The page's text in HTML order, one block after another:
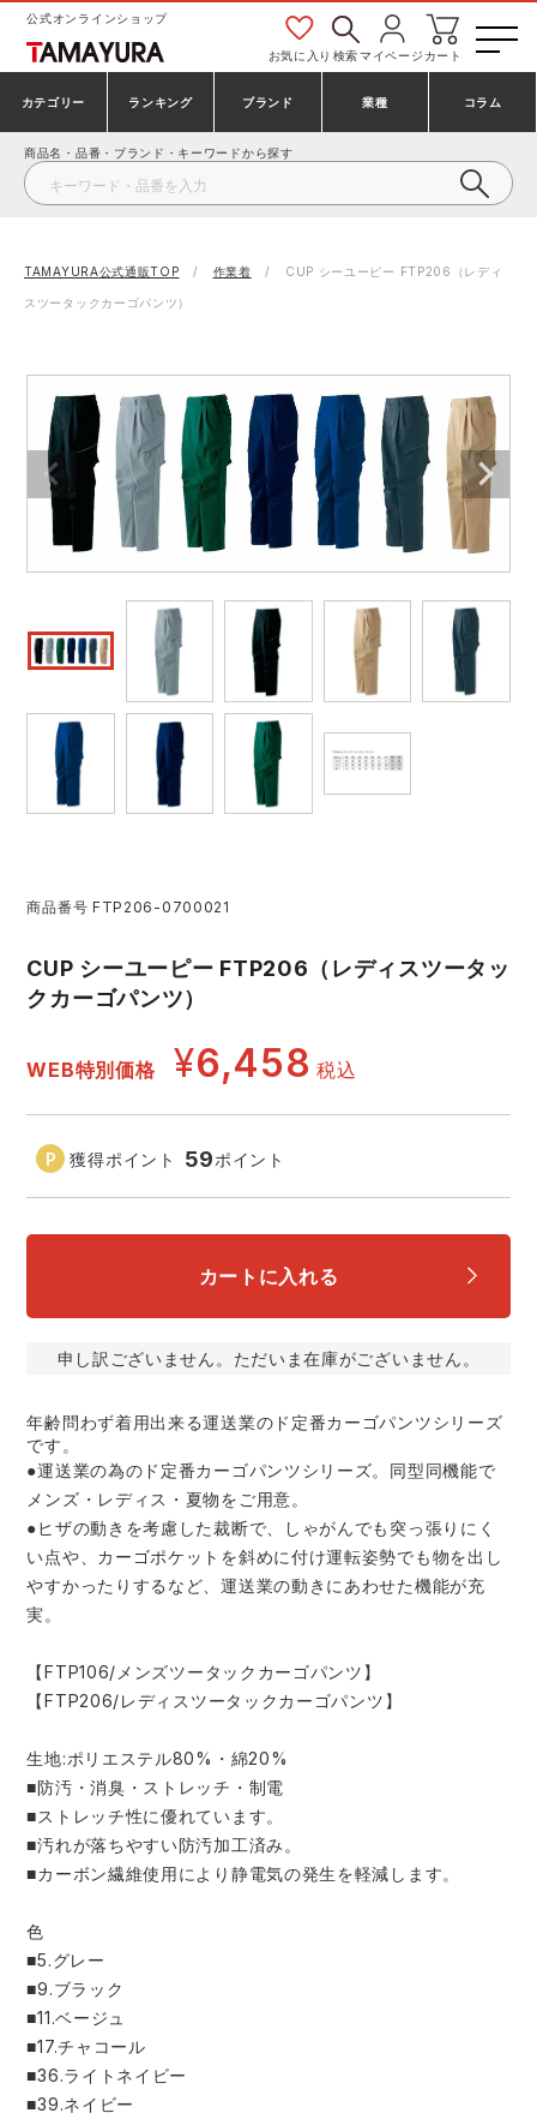
公式オンラインショップ
お気に入り 検索マイページ カート
カテゴリー
安全靴・作業靴
事務服・オフィスウェア
防寒着
作業用手袋
アウトドア・スポーツ
ワークスーツ
コンプレッションウェア
安全保護具
レインウェア・カッパ
ヤッケ
ファン付き作業着・空調服
電熱ウェア・ヒートウェア
刺繍・プリント加工対象商品
ランキング
安全靴ランキング
安全靴スニーカーランキング
アシックス安全靴ランキング
ミズノ安全靴ランキング
作業着ランキング
アウトドアウェアランキング
つなぎランキング
空調服ランキング
作業用ポロシャツランキング
作業用手袋ランキング
レインウェアランキング
TSDESIGN ランキング
ジーベック ランキング
ネーム刺繍・プリント加工対象商品
作業着
ニット
カジュアル
ブランド
アシックス
プーマ コンバース（CONVERSE）
アイズフロンティア TSDESIGN
寅壱 アイトス株式会社
コーコス ジーベック
桑和
クレヒフク
おたふく手袋 マック
GUSH FORCE
GDジャパン カーシーカシマ
シンメン 日進ゴム
ムービンカット グラディエーター
タカヤ商事
サーヴォ セロリー 大阪支店
アタックベース サンエス
中塚被服 イーブンリバー
弘進ゴム 藤井電工
福山ゴム工業
業種
建設・建築作業服
製造・工場作業服
大工・鳶作業服
農作業服
電気・設備作業服
配達・営業作業服
自動車整備士作業服
DIY・日曜大工作業服
運送・倉庫作業服
清掃・ビルメンテ作業服
夜間・高視認性安全服
コラム
商品名・品番・ブランド・キーワードから探す
TAMAYURA公式通販TOP 作業着 CUP シーユーピー FTP206（レディ
スツータックカーゴパンツ）
商品番号 FTP206-0700021
CUP シーユーピー FTP206（レディスツータッ
クカーゴパンツ）
WEB特別価格 ¥6,458 税込
獲得ポイント 59ポイント
カートに入れる
申し訳ございません。ただいま在庫がございません。
年齢問わず着用出来る運送業のド定番カーゴパンツシリーズ
です。
●運送業の為のド定番カーゴパンツシリーズ。同型同機能で
メンズ・レディス・夏物をご用意。
●ヒザの動きを考慮した裁断で、しゃがんでも突っ張りにく
い点や、カーゴポケットを斜めに付け運転姿勢でも物を出し
やすかったりするなど、運送業の動きにあわせた機能が充
実。
【FTP106/メンズツータックカーゴパンツ】
【FTP206/レディスツータックカーゴパンツ】
生地:ポリエステル80%・綿20%
■防汚・消臭・ストレッチ・制電
■ストレッチ性に優れています。
■汚れが落ちやすい防汚加工済み。
■カーボン繊維使用により静電気の発生を軽減します。
色
■5.グレー
■9.ブラック
■11.ベージュ
■17.チャコール
■36.ライトネイビー
■39.ネイビー